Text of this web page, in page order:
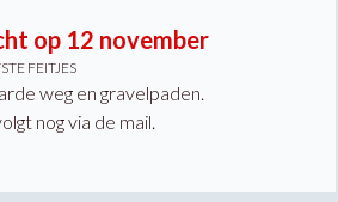
op 12 november
FEITJES
weg en gravelpaden.
nog via de mail.